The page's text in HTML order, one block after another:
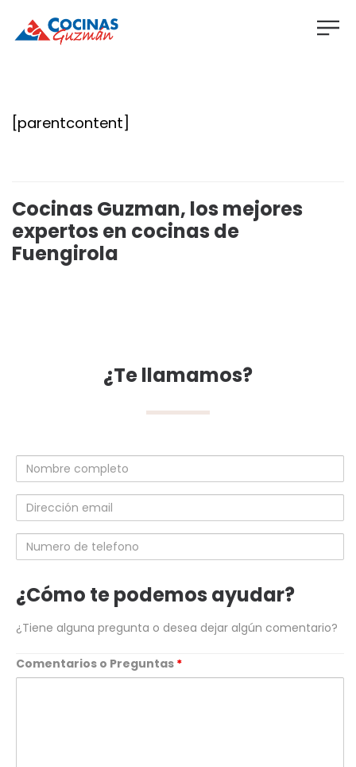
[parentcontent]
Cocinas Guzman, los mejores
expertos en cocinas de
Fuengirola
¿Te llamamos?
Nombre
completo
Dirección
email
Numero
de
¿Cómo te podemos ayudar?
¿Tiene alguna pregunta o desea dejar algún comentario?
Comentarios o Preguntas *